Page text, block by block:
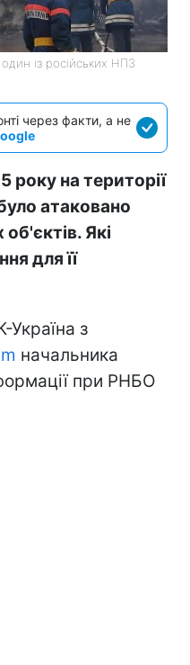
із російських НПЗ
через факти, а не
року на території
атаковано
Які
для її
Україна з
начальника
при РНБО